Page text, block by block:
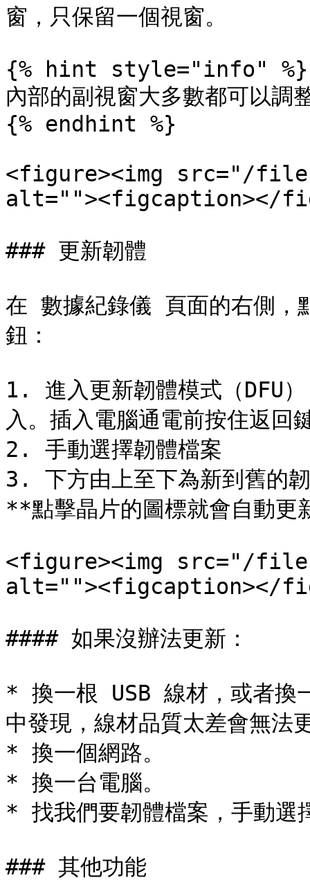
窗，只保留一個視窗。
{% hint style="info" %}
內部的副視窗大多數都可以調
{% endhint %}
<figure><img src="/files/
alt=""><figcaption></
### 更新韌體
在 數據紀錄儀 頁面的右側，
鈕：
1. 進入更新韌體模式（DFU
入。插入電腦通電前按住返
2. 手動選擇韌體檔案
3. 下方由上至下為新到舊的
**點擊晶片的圖標就會自動更
<figure><img src="/files/
alt=""><figcaption></
#### 如果沒辦法更新：
* 換一根 USB 線材，或者換
中發現，線材品質太差會無法
* 換一個網路。
* 換一台電腦。
* 找我們要韌體檔案，手動選
### 其他功能